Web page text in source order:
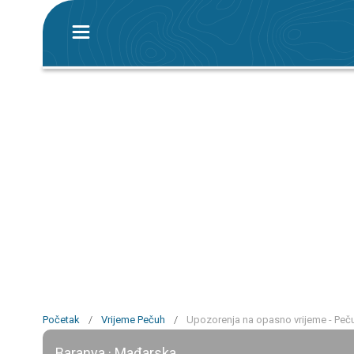
Početak / Vrijeme Pečuh / Upozorenja na opasno vrijeme -